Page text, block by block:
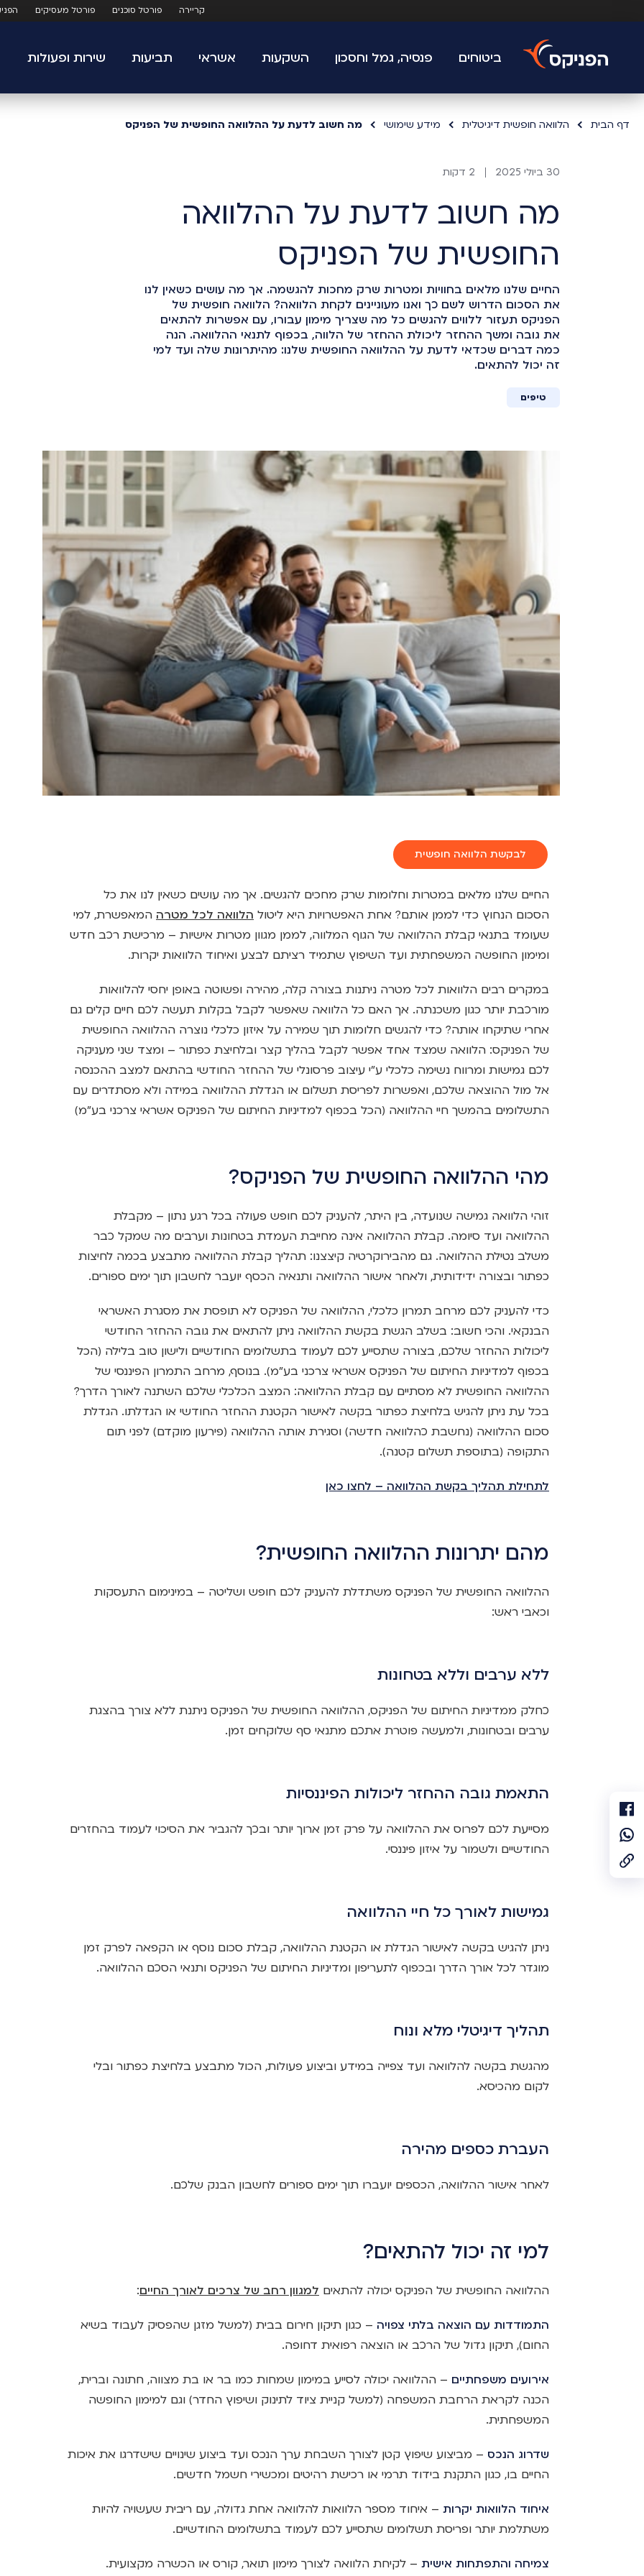
קריירה פורטל סוכנים פורטל מעסיקים
ביטוחים פנסיה, גמל וחסכון השקעות אשראי תביעות שירות ופעולות
דף הבית הלוואה חופשית דיגיטלית מידע שימושי מה חשוב לדעת על ההלוואה החופשית של הפניקס
30 ביולי 2025 2 דקות
מה חשוב לדעת על ההלוואה
החופשית של הפניקס
החיים שלנו מלאים בחוויות ומטרות שרק מחכות להגשמה. אך מה עושים כשאין לנו
את הסכום הדרוש לשם כך ואנו מעוניינים לקחת הלוואה? הלוואה חופשית של
הפניקס תעזור ללווים להגשים כל מה שצריך מימון עבורו, עם אפשרות להתאים
את גובה ומשך ההחזר ליכולת ההחזר של הלווה, בכפוף לתנאי ההלוואה. הנה
כמה דברים שכדאי לדעת על ההלוואה החופשית שלנו: מהיתרונות שלה ועד למי
זה יכול להתאים.
טיפים
לבקשת הלוואה חופשית
החיים שלנו מלאים במטרות וחלומות שרק מחכים להגשים. אך מה עושים כשאין לנו את כל
הסכום הנחוץ כדי לממן אותם? אחת האפשרויות היא ליטול הלוואה לכל מטרה המאפשרת, למי
שעומד בתנאי קבלת ההלוואה של הגוף המלווה, לממן מגוון מטרות אישיות – מרכישת רכב חדש
ומימון החופשה המשפחתית ועד השיפוץ שתמיד רציתם לבצע ואיחוד הלוואות יקרות.
במקרים רבים הלוואות לכל מטרה ניתנות בצורה קלה, מהירה ופשוטה באופן יחסי להלוואות
מורכבת יותר כגון משכנתה. אך האם כל הלוואה שאפשר לקבל בקלות תעשה לכם חיים קלים גם
אחרי שתיקחו אותה? כדי להגשים חלומות תוך שמירה על איזון כלכלי נוצרה ההלוואה החופשית
של הפניקס: הלוואה שמצד אחד אפשר לקבל בהליך קצר ובלחיצת כפתור – ומצד שני מעניקה
לכם גמישות ומרווח נשימה כלכלי ע"י עיצוב פרסונלי של ההחזר החודשי בהתאם למצב ההכנסה
אל מול ההוצאה שלכם, ואפשרות לפריסת תשלום או הגדלת ההלוואה במידה ולא מסתדרים עם
התשלומים בהמשך חיי ההלוואה (הכל בכפוף למדיניות החיתום של הפניקס אשראי צרכני בע"מ)
מהי ההלוואה החופשית של הפניקס?
זוהי הלוואה גמישה שנועדה, בין היתר, להעניק לכם חופש פעולה בכל רגע נתון – מקבלת
ההלוואה ועד סיומה. קבלת ההלוואה אינה מחייבת העמדת בטחונות וערבים מה שמקל כבר
משלב נטילת ההלוואה. גם מהבירוקרטיה קיצצנו: תהליך קבלת ההלוואה מתבצע בכמה לחיצות
כפתור ובצורה ידידותית, ולאחר אישור ההלוואה ותנאיה הכסף יועבר לחשבון תוך ימים ספורים.
כדי להעניק לכם מרחב תמרון כלכלי, ההלוואה של הפניקס לא תופסת את מסגרת האשראי
הבנקאי. והכי חשוב: בשלב הגשת בקשת ההלוואה ניתן להתאים את גובה ההחזר החודשי
ליכולות ההחזר שלכם, בצורה שתסייע לכם לעמוד בתשלומים החודשיים ולישון טוב בלילה (הכל
בכפוף למדיניות החיתום של הפניקס אשראי צרכני בע"מ). בנוסף, מרחב התמרון הפיננסי של
ההלוואה החופשית לא מסתיים עם קבלת ההלוואה: המצב הכלכלי שלכם השתנה לאורך הדרך?
בכל עת ניתן להגיש בלחיצת כפתור בקשה לאישור הקטנת ההחזר החודשי או הגדלתו. הגדלת
סכום ההלוואה (נחשבת כהלוואה חדשה) וסגירת אותה ההלוואה (פירעון מוקדם) לפני תום
התקופה (בתוספת תשלום קטנה).
לתחילת תהליך בקשת ההלוואה – לחצו כאן
מהם יתרונות ההלוואה החופשית?
ההלוואה החופשית של הפניקס משתדלת להעניק לכם חופש ושליטה – במינימום התעסקות
וכאבי ראש:
ללא ערבים וללא בטחונות
כחלק ממדיניות החיתום של הפניקס, ההלוואה החופשית של הפניקס ניתנת ללא צורך בהצגת
ערבים ובטחונות, ולמעשה פוטרת אתכם מתנאי סף שלוקחים זמן.
התאמת גובה ההחזר ליכולות הפיננסיות
מסייעת לכם לפרוס את ההלוואה על פרק זמן ארוך יותר ובכך להגביר את הסיכוי לעמוד בהחזרים
החודשיים ולשמור על איזון פיננסי.
גמישות לאורך כל חיי ההלוואה
ניתן להגיש בקשה לאישור הגדלת או הקטנת ההלוואה, קבלת סכום נוסף או הקפאה לפרק זמן
מוגדר לכל אורך הדרך ובכפוף לתעריפון ומדיניות החיתום של הפניקס ותנאי הסכם ההלוואה.
תהליך דיגיטלי מלא ונוח
מהגשת בקשה להלוואה ועד צפייה במידע וביצוע פעולות, הכול מתבצע בלחיצת כפתור ובלי
לקום מהכיסא.
העברת כספים מהירה
לאחר אישור ההלוואה, הכספים יועברו תוך ימים ספורים לחשבון הבנק שלכם.
למי זה יכול להתאים?
ההלוואה החופשית של הפניקס יכולה להתאים למגוון רחב של צרכים לאורך החיים:
התמודדות עם הוצאה בלתי צפויה – כגון תיקון חירום בבית (למשל מזגן שהפסיק לעבוד בשיא
החום), תיקון גדול של הרכב או הוצאה רפואית דחופה.
אירועים משפחתיים – ההלוואה יכולה לסייע במימון שמחות כמו בר או בת מצווה, חתונה וברית,
הכנה לקראת הרחבת המשפחה (למשל קניית ציוד לתינוק ושיפוץ החדר) וגם למימון החופשה
המשפחתית.
שדרוג הנכס – מביצוע שיפוץ קטן לצורך השבחת ערך הנכס ועד ביצוע שינויים שישדרגו את איכות
החיים בו, כגון התקנת בידוד תרמי או רכישת רהיטים ומכשירי חשמל חדשים.
איחוד הלוואות יקרות – איחוד מספר הלוואות להלוואה אחת גדולה, עם ריבית שעשויה להיות
משתלמת יותר ופריסת תשלומים שתסייע לכם לעמוד בתשלומים החודשיים.
צמיחה והתפתחות אישית – לקיחת הלוואה לצורך מימון תואר, קורס או הכשרה מקצועית.